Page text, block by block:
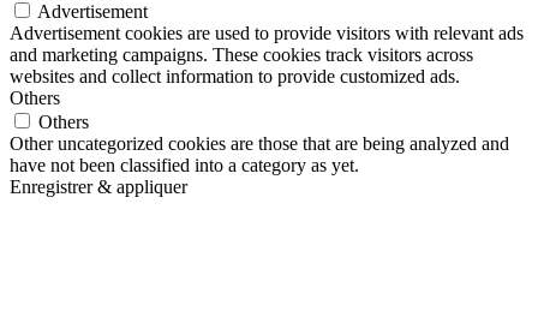
Advertisement
Advertisement cookies are used to provide visitors with relevant ads
and marketing campaigns. These cookies track visitors across
websites and collect information to provide customized ads.
Others
Others
Other uncategorized cookies are those that are being analyzed and
have not been classified into a category as yet.
Enregistrer & appliquer